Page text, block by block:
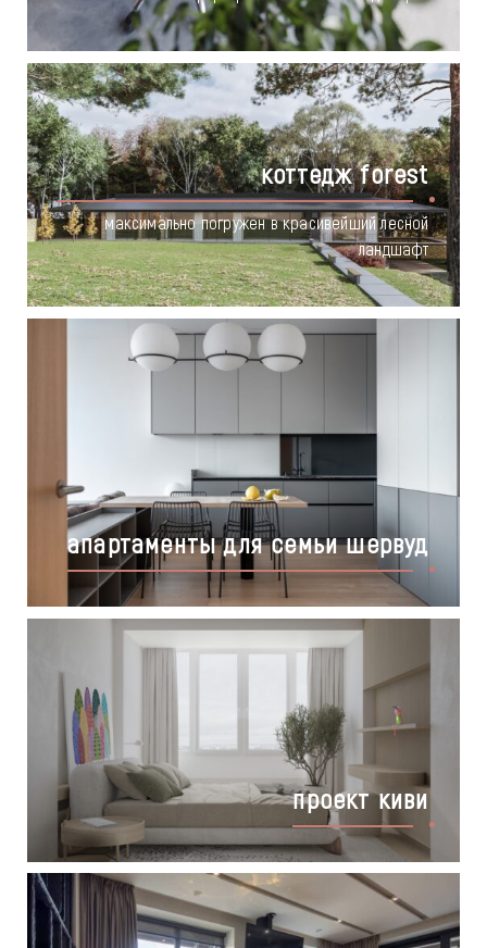
коттедж forest
максимально погружен в красивейший лесной
ландшафт
апартаменты для семьи шервуд
проект киви